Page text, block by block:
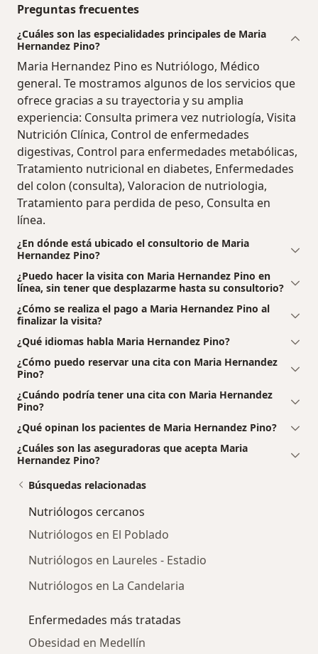
Preguntas frecuentes
¿Cuáles son las especialidades principales de Maria
Hernandez Pino?
Maria Hernandez Pino es Nutriólogo, Médico
general. Te mostramos algunos de los servicios que
ofrece gracias a su trayectoria y su amplia
experiencia: Consulta primera vez nutriología, Visita
Nutrición Clínica, Control de enfermedades
digestivas, Control para enfermedades metabólicas,
Tratamiento nutricional en diabetes, Enfermedades
del colon (consulta), Valoracion de nutriologia,
Tratamiento para perdida de peso, Consulta en
línea.
¿En dónde está ubicado el consultorio de Maria
Hernandez Pino?
¿Puedo hacer la visita con Maria Hernandez Pino en
línea, sin tener que desplazarme hasta su consultorio?
¿Cómo se realiza el pago a Maria Hernandez Pino al
finalizar la visita?
¿Qué idiomas habla Maria Hernandez Pino?
¿Cómo puedo reservar una cita con Maria Hernandez
Pino?
¿Cuándo podría tener una cita con Maria Hernandez
Pino?
¿Qué opinan los pacientes de Maria Hernandez Pino?
¿Cuáles son las aseguradoras que acepta Maria
Hernandez Pino?
Búsquedas relacionadas
Nutriólogos cercanos
Nutriólogos en El Poblado
Nutriólogos en Laureles - Estadio
Nutriólogos en La Candelaria
Enfermedades más tratadas
Obesidad en Medellín